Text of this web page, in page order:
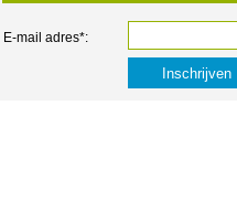
E-mail adres*: